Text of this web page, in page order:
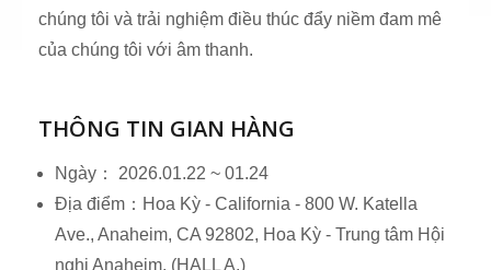
chúng tôi và trải nghiệm điều thúc đẩy niềm đam mê
của chúng tôi với âm thanh.
THÔNG TIN GIAN HÀNG
Ngày： 2026.01.22 ~ 01.24
Địa điểm：Hoa Kỳ - California - 800 W. Katella
Ave., Anaheim, CA 92802, Hoa Kỳ - Trung tâm Hội
nghị Anaheim. (HALL A.)